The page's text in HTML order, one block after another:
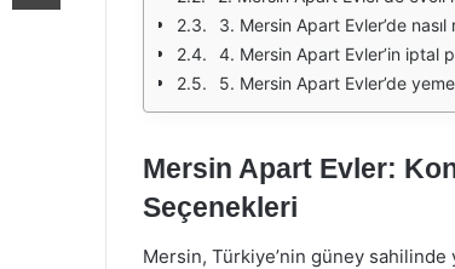
3. Mersin Apart Evler’de
4. Mersin Apart Evler’in iptal
5. Mersin Apart Evler’de
Mersin Apart Evler:
Seçenekleri
Mersin, Türkiye’nin güney